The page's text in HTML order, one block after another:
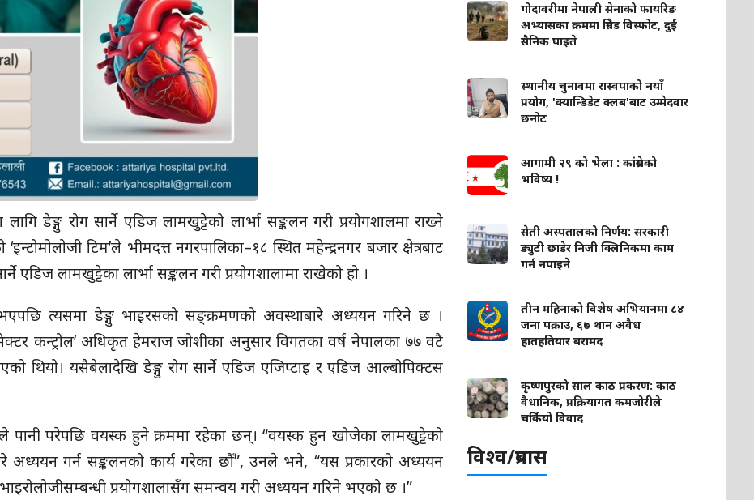
डेङ्गु रोग सार्ने एडिज लामखुट्टेको लार्भा सङ्कलन गरी प्रयोगशालमा राख्ने
टिम’ले भीमदत्त नगरपालिका–१८ स्थित महेन्द्रनगर बजार क्षेत्रबाट
एडिज लामखुट्टेका लार्भा सङ्कलन गरी प्रयोगशालामा राखेको हो ।
भएपछि त्यसमा डेङ्गु भाइरसको सङ्क्रमणको अवस्थाबारे अध्ययन गरिने छ ।
‘भेक्टर कन्ट्रोल’ अधिकृत हेमराज जोशीका अनुसार विगतका वर्ष नेपालका ७७ वटै
थियो। यसैबेलादेखि डेङ्गु रोग सार्ने एडिज एजिप्टाइ र एडिज आल्बोपिक्टस
पानी परेपछि वयस्क हुने क्रममा रहेका छन्। “वयस्क हुन खोजेका लामखुट्टेको
अध्ययन गर्न सङ्कलनको कार्य गरेका छौँ”, उनले भने, “यस प्रकारको अध्ययन
प्रयोगशालासँग समन्वय गरी अध्ययन गरिने भएको छ ।”
गोदावरीमा नेपाली सेनाको फायरिङ
अभ्यासका क्रममा ग्रिनेड विस्फोट, दुई
सैनिक घाइते
स्थानीय चुनावमा रास्वपाको नयाँ
प्रयोग, 'क्यान्डिडेट क्लब'बाट उम्मेदवार
छनोट
आगामी २९ को भेला : कांग्रेसको
भविष्य !
सेती अस्पतालको निर्णय: सरकारी
ड्युटी छाडेर निजी क्लिनिकमा काम
गर्न नपाइने
तीन महिनाको विशेष अभियानमा ८४
जना पक्राउ, ६७ थान अवैध
हातहतियार बरामद
कृष्णपुरको साल काठ प्रकरण: काठ
वैधानिक, प्रक्रियागत कमजोरीले
चर्कियो विवाद
विश्व/प्रबास